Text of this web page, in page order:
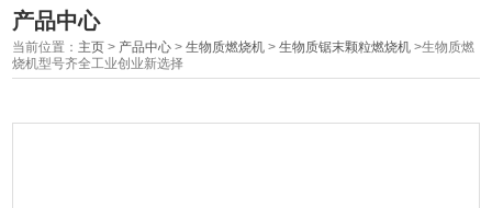
产品中心
当前位置： 主页 > 产品中心 >生物质燃烧机 >生物质锯末颗粒燃烧机 >生物质燃
烧机型号齐全工业创业新选择